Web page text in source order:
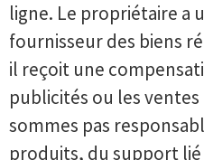
ligne. Le propriétaire a
fournisseur des biens
il reçoit une
publicités ou les
sommes pas
produits, du support